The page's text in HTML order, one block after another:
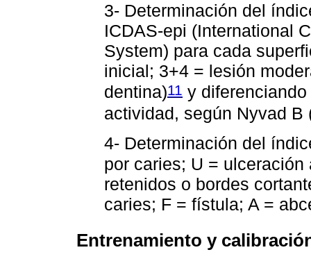
3- Determinación del
ICDAS-epi (International
System) para cada
inicial; 3+4 = lesión
dentina)11 y
actividad, según Nyvad B
4- Determinación del
por caries; U =
retenidos o bordes
caries; F = fístula; A =
Entrenamiento y